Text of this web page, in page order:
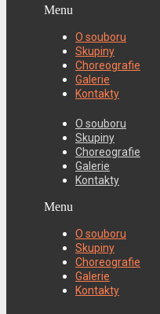
Menu
O souboru
Skupiny
Choreografie
Galerie
Kontakty
O souboru
Skupiny
Choreografie
Galerie
Kontakty
Menu
O souboru
Skupiny
Choreografie
Galerie
Kontakty